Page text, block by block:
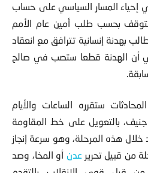
إحياء المسار السياسي على حساب
بحسب طلب أمين عام الأمم
بهدنة إنسانية تترافق مع انعقاد
أن الهدنة قطعا ستصب في صالح
ستقرره الساعات والأيام
جنيف، بالتعويل على خط المقاومة
هذه المرحلة، وهو سرعة إنجاز
من قبيل تحرير عدن أو المخا، وصد